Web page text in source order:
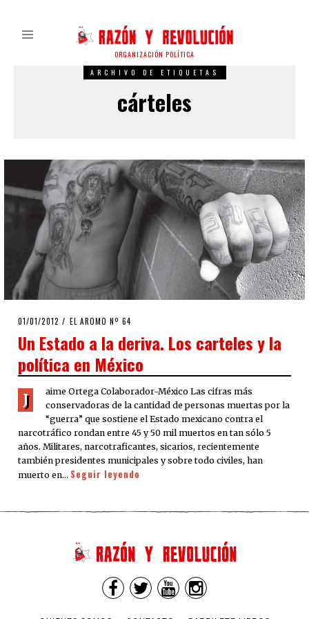
ORGANIZACIÓN POLÍTICA
ARCHIVO DE ETIQUETAS
cárteles
POSTED
01/01/2012 24/09/2020
EL AROMO Nº 64
Un Estado a la deriva. Los carteles y la
política en México
J
aime Ortega Colaborador-México Las cifras más
conservadoras de la cantidad de personas muertas por la
“guerra” que sostiene el Estado mexicano contra el
narcotráfico rondan entre 45 y 50 mil muertos en tan sólo 5
años. Militares, narcotraficantes, sicarios, recientemente
también presidentes municipales y sobre todo civiles, han
muerto en… Seguir leyendo